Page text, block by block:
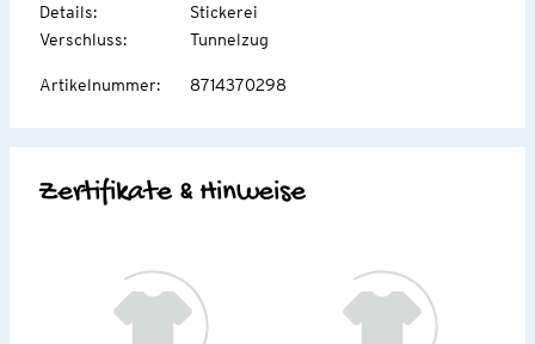
Details:
Stickerei
Verschluss: Tunnelzug
Artikelnummer: 8714370298
Zertifikate & Hinweise